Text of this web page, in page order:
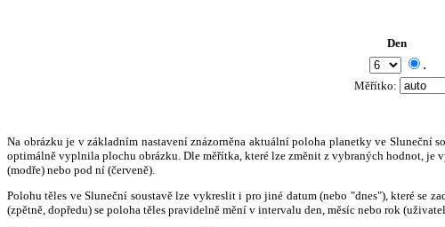
Den
.
Měřítko:
Na obrázku je v základním nastavení znázorněna aktuální poloha planetky ve
optimálně vyplnila plochu obrázku. Dle měřítka, které lze změnit z vybraných hodnot, je
(modře) nebo pod ní (červeně).
Polohu těles ve Sluneční soustavě lze vykreslit i pro jiné datum (nebo "dnes"), které se
(zpětně, dopředu) se poloha těles pravidelně mění v intervalu den, měsíc nebo rok